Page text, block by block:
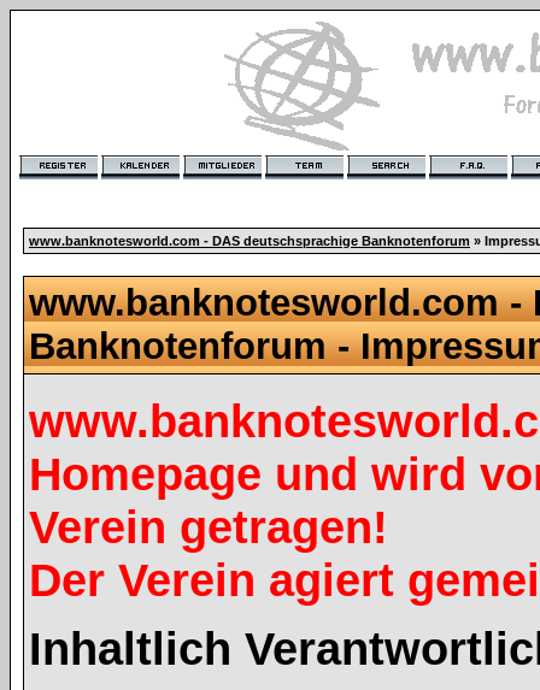
www.banknotesworld.com - DAS deutschsprachige Banknotenforum »
www.banknotesworld.com -
Banknotenforum -
Homepage und wird
Verein getragen!
Der Verein agiert
Inhaltlich